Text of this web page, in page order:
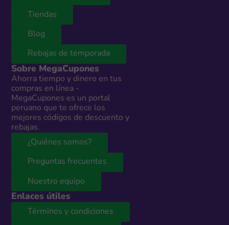
Tiendas
Blog
Rebajas de temporada
Sobre MegaCupones
Ahorra tiempo y dinero en tus
compras en línea -
MegaCupones es un portal
peruano que te ofrece los
mejores códigos de descuento y
rebajas.
¿Quiénes somos?
Preguntas frecuentes
Nuestro equipo
Enlaces útiles
Términos y condiciones